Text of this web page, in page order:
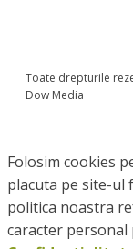
Toate drepturile
Dow Media
Folosim cookies
placuta pe site-ul
politica noastra
caracter personal